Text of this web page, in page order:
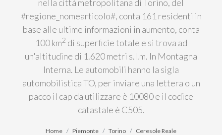
nella città metropolitana di Torino, del
#regione_nomearticolo#, conta 161 residenti in
base alle ultime informazioni in aumento, conta
100 km2 di superficie totale e si trova ad
un'altitudine di 1.620 metri s.l.m. In Montagna
Interna. Le automobili hanno la sigla
automobilistica TO, per inviare una lettera o un
pacco il cap da utilizzare è 10080 e il codice
catastale è C505.
Home Piemonte Torino Ceresole Reale